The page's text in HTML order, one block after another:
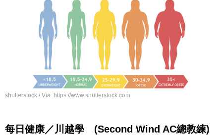
shutterstock / Via https://www.shutterstock.com
每日健康／川越學 (Second Wind AC總教練)